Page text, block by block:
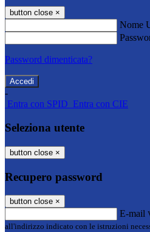
button close ×
Nome
Password dimenticata?
-
Entra con SPID Entra con CIE
Seleziona utente
button close ×
Recupero password
button close ×
E-mail
all'indirizzo indicato con le istruzioni